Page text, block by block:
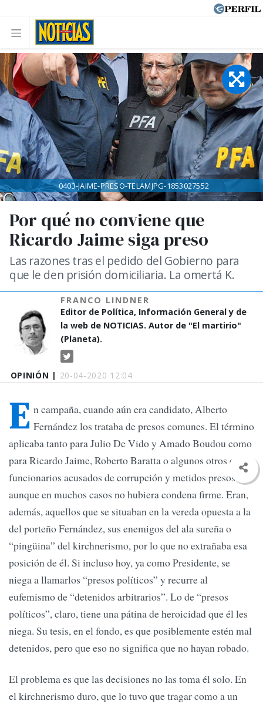
OPINIÓN | 20-04-2020 12:04
Por qué no conviene que
Ricardo Jaime siga preso
Las razones tras el pedido del Gobierno para
que le den prisión domiciliaria. La omertá K.
FRANCO LINDNER
Editor de Política, Información General y de
la web de NOTICIAS. Autor de "El martirio"
(Planeta).
0403-JAIME-PRESO-TELAMJPG-1853027552
E n campaña, cuando aún era candidato, Alberto
Fernández los trataba de presos comunes. El término
aplicaba tanto para Julio De Vido y Amado Boudou como
para Ricardo Jaime, Roberto Baratta o algunos otros ex
funcionarios acusados de corrupción y metidos presos
aunque en muchos casos no hubiera condena firme. Eran,
además, aquellos que se situaban en la vereda opuesta a la
del porteño Fernández, sus enemigos del ala sureña o
“pingüina” del kirchnerismo, por lo que no extrañaba esa
posición de él. Si incluso hoy, ya como Presidente, se
niega a llamarlos “presos políticos” y recurre al
eufemismo de “detenidos arbitrarios”. Lo de “presos
políticos”, claro, tiene una pátina de heroicidad que él les
niega. Su tesis, en el fondo, es que posiblemente estén mal
detenidos, pero que eso no significa que no hayan robado.
El problema es que las decisiones no las toma él solo. En
el kirchnerismo duro, que lo tuvo que tragar como a un